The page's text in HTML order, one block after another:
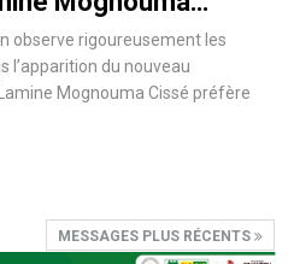
observe rigoureusement les
l’apparition du nouveau
Mognouma Cissé préfère
MESSAGES PLUS RÉCENTS